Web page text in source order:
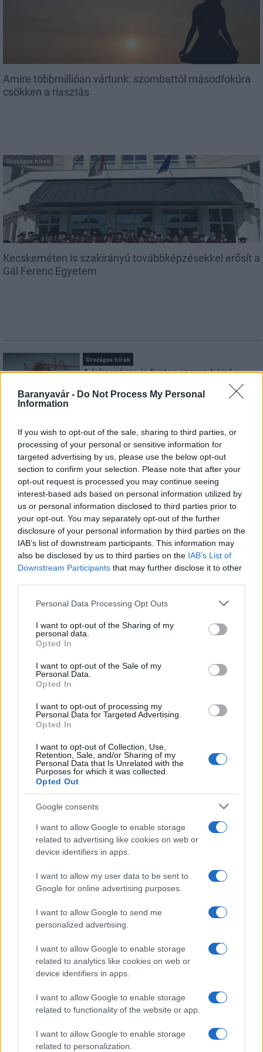
Baranyavár - Do Not Process My Personal
Information
If you wish to opt-out of the sale, sharing to third parties, or
processing of your personal or sensitive information for
targeted advertising by us, please use the below opt-out
section to confirm your selection. Please note that after your
opt-out request is processed you may continue seeing
interest-based ads based on personal information utilized by
us or personal information disclosed to third parties prior to
your opt-out. You may separately opt-out of the further
disclosure of your personal information by third parties on the
IAB’s list of downstream participants. This information may
also be disclosed by us to third parties on the IAB’s List of
Downstream Participants that may further disclose it to other
Please note that this website/app uses one or more Google
not limited to your visit or usage behaviour. You may click to
grant or deny consent to Google and its third-party tags to
use your data for below specified purposes in below Google
consent section.
Personal Data Processing Opt Outs
I want to opt-out of the Sharing of my
personal data.
Opted In
I want to opt-out of the Sale of my
Personal Data.
Opted In
I want to opt-out of processing my
Personal Data for Targeted Advertising.
Opted In
I want to opt-out of Collection, Use,
Retention, Sale, and/or Sharing of my
Personal Data that Is Unrelated with the
Purposes for which it was collected.
Opted Out
Google consents
I want to allow Google to enable storage
related to advertising like cookies on web or
device identifiers in apps.
I want to allow my user data to be sent to
Google for online advertising purposes.
I want to allow Google to send me
personalized advertising.
I want to allow Google to enable storage
related to analytics like cookies on web or
device identifiers in apps.
I want to allow Google to enable storage
related to functionality of the website or app.
I want to allow Google to enable storage
related to personalization.
Amire többmillióan vártunk: szombattól másodfokúra
csökken a riasztás
Országos hírek
Kecskeméten is szakirányú továbbképzésekkel erősít a
Gál Ferenc Egyetem
Országos hírek
A lakosságra is fontos szerep hárul a
Országos hírek
Itt az ÉVOSZ megoldása a hőhullámok és
az energiakrízis kezelésére
Országos hírek
Miért éri meg Afrikában utat építeni?
Minden, amit a GED Afrika projektről
tudni kell
Kultúra
Kihívások labirintusában
felhasználta az emberiség a Föld egész
évre elegendő erőforrásait
HÍRLEVÉL
E-mail cím
Feliratkozom a hírlevélre és elfogadom azadatvédelmi
szabályzatot!
FELIRATKOZÁS
Augusztus első hétvégéjén (augusztus 1-2.) a Pécsi-tó partja
megtelik élettel, sporttal és élményekkel!
Brandnyúl mini disco
Ilyen még nem volt: most a gyerkőcök bulizhatnak a Káptalan
Kertben!